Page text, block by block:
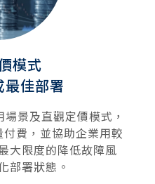
模式
最佳部署
景及直觀定價模式，
費，並協助企業用較
大限度的降低故障風
部署狀態。